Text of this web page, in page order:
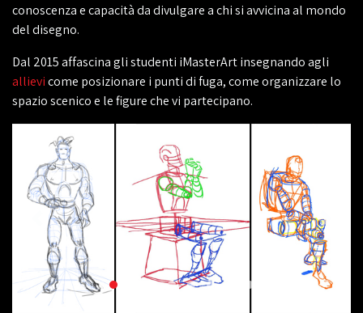
conoscenza e capacità da divulgare a chi si avvicina al mondo
del disegno.
Dal 2015 affascina gli studenti iMasterArt insegnando agli
allievicome posizionare i punti di fuga, come organizzare lo
spazio scenico e le figure che vi partecipano.